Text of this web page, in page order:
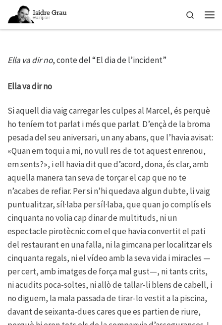
Skip to content
Search
Ella va dir no, conte del “El dia de l’incident”
Ella va dir no
Si aquell dia vaig carregar les culpes al Marcel, és perquè
ho teníem tot parlat i més que parlat. D’ençà de la broma
pesada del seu aniversari, un any abans, que l’havia avisat:
«Quan em toqui a mi, no vull res de tot aquest enrenou,
em sents?», i ell havia dit que d’acord, dona, és clar, amb
aquella manera tan seva de torçar el cap que no te
n’acabes de refiar. Per si n’hi quedava algun dubte, li vaig
puntualitzar, síl·laba per síl·laba, que quan jo complís els
cinquanta no volia cap dinar de multituds, ni un
espectacle pirotècnic com el que havia convertit el pati
del restaurant en una falla, ni la gimcana per localitzar els
cinquanta regals, ni el vídeo amb la seva vida i miracles —
per cert, amb imatges de força mal gust—, ni tants crits,
ni acudits poca-soltes, ni allò de tallar-li blens de cabell, i
no diguem, la mala passada de tirar-lo vestit a la piscina,
davant de seixanta-dues cares que es partien de riure,